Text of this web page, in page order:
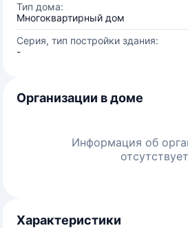
Тип дома:
Многоквартирный дом
Серия, тип постройки здания:
-
Организации в доме
Информация об
отсутствует
Характеристики